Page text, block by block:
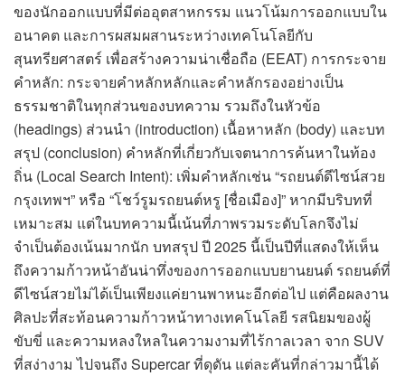
ของนักออกแบบที่มีต่ออุตสาหกรรม แนวโน้มการออกแบบใน
อนาคต และการผสมผสานระหว่างเทคโนโลยีกับ
สุนทรียศาสตร์ เพื่อสร้างความน่าเชื่อถือ (EEAT) การกระจาย
คำหลัก: กระจายคำหลักหลักและคำหลักรองอย่างเป็น
ธรรมชาติในทุกส่วนของบทความ รวมถึงในหัวข้อ
(headings) ส่วนนำ (introduction) เนื้อหาหลัก (body) และบท
สรุป (conclusion) คำหลักที่เกี่ยวกับเจตนาการค้นหาในท้อง
ถิ่น (Local Search Intent): เพิ่มคำหลักเช่น “รถยนต์ดีไซน์สวย
กรุงเทพฯ” หรือ “โชว์รูมรถยนต์หรู [ชื่อเมือง]” หากมีบริบทที่
เหมาะสม แต่ในบทความนี้เน้นที่ภาพรวมระดับโลกจึงไม่
จำเป็นต้องเน้นมากนัก บทสรุป ปี 2025 นี้เป็นปีที่แสดงให้เห็น
ถึงความก้าวหน้าอันน่าทึ่งของการออกแบบยานยนต์ รถยนต์ที่
ดีไซน์สวยไม่ได้เป็นเพียงแค่ยานพาหนะอีกต่อไป แต่คือผลงาน
ศิลปะที่สะท้อนความก้าวหน้าทางเทคโนโลยี รสนิยมของผู้
ขับขี่ และความหลงใหลในความงามที่ไร้กาลเวลา จาก SUV
ที่สง่างาม ไปจนถึง Supercar ที่ดุดัน แต่ละคันที่กล่าวมานี้ได้